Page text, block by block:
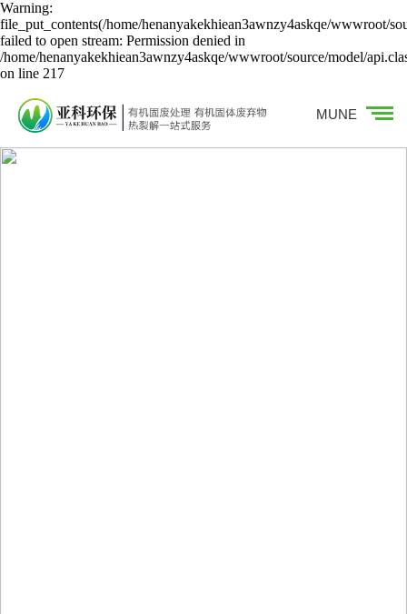
Warning:
file_put_contents(/home/henanyakekhiean3awnzy4askqe/wwwroot/
failed to open stream: Permission denied in
/home/henanyakekhiean3awnzy4askqe/wwwroot/source/model/
on line 217
MUNE